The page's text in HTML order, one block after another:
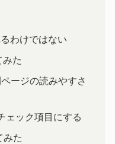
わけではない
た
ージの読みやすさ
ェック項目にする
みた